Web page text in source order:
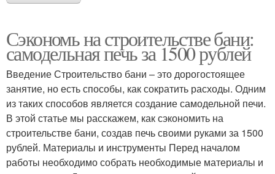
Сэкономь на строительстве бани:
самодельная печь за 1500 рублей
Введение Строительство бани – это дорогостоящее
занятие, но есть способы, как сократить расходы. Одним
из таких способов является создание самодельной печи.
В этой статье мы расскажем, как сэкономить на
строительстве бани, создав печь своими руками за 1500
рублей. Материалы и инструменты Перед началом
работы необходимо собрать необходимые материалы и